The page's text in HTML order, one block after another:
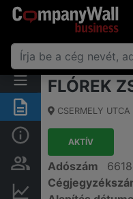
Összegzés
Alap információk
Személyek és
Pénzügyi információk
FLÓREK
CSERMELY UTCA
AKTÍV
Adószám